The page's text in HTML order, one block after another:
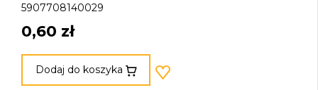
5907708140029
0,60 zł
Dodaj do koszyka